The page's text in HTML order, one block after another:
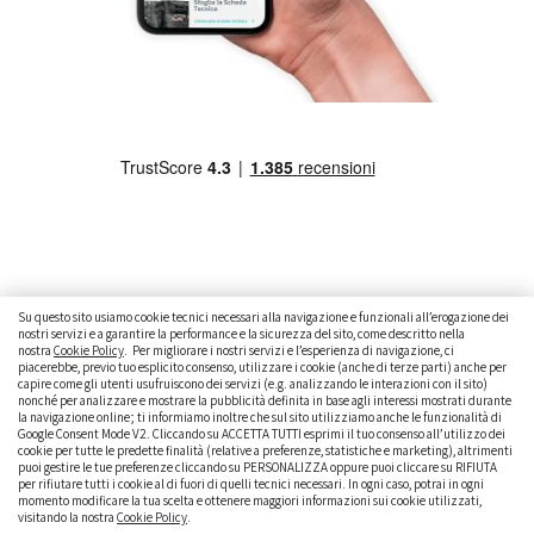
Su questo sito usiamo cookie tecnici necessari alla navigazione e funzionali all’erogazione dei
nostri servizi e a garantire la performance e la sicurezza del sito, come descritto nella
nostra Cookie Policy. Per migliorare i nostri servizi e l’esperienza di navigazione, ci
piacerebbe, previo tuo esplicito consenso, utilizzare i cookie (anche di terze parti) anche per
capire come gli utenti usufruiscono dei servizi (e.g. analizzando le interazioni con il sito)
nonché per analizzare e mostrare la pubblicità definita in base agli interessi mostrati durante
la navigazione online; ti informiamo inoltre che sul sito utilizziamo anche le funzionalità di
Google Consent Mode V2. Cliccando su ACCETTA TUTTI esprimi il tuo consenso all’utilizzo dei
cookie per tutte le predette finalità (relative a preferenze, statistiche e marketing), altrimenti
puoi gestire le tue preferenze cliccando su PERSONALIZZA oppure puoi cliccare su RIFIUTA
per rifiutare tutti i cookie al di fuori di quelli tecnici necessari. In ogni caso, potrai in ogni
momento modificare la tua scelta e ottenere maggiori informazioni sui cookie utilizzati,
visitando la nostra Cookie Policy.
CAMBIARE AUTO
GUIDA ALL’ACQUISTO
GUIDE PRATICHE
CURIOSITÀ
DATI ALLA MANO
DICE LA LEGGE
PARLIAMO DI NOI